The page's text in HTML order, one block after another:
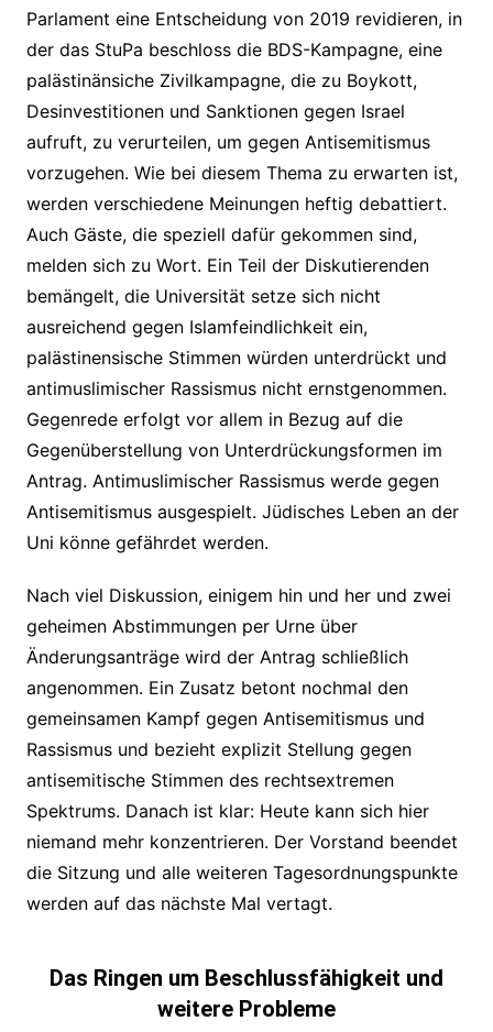
Parlament eine Entscheidung von 2019 revidieren, in
der das StuPa beschloss die BDS-Kampagne, eine
palästinänsiche Zivilkampagne, die zu Boykott,
Desinvestitionen und Sanktionen gegen Israel
aufruft, zu verurteilen, um gegen Antisemitismus
vorzugehen. Wie bei diesem Thema zu erwarten ist,
werden verschiedene Meinungen heftig debattiert.
Auch Gäste, die speziell dafür gekommen sind,
melden sich zu Wort. Ein Teil der Diskutierenden
bemängelt, die Universität setze sich nicht
ausreichend gegen Islamfeindlichkeit ein,
palästinensische Stimmen würden unterdrückt und
antimuslimischer Rassismus nicht ernstgenommen.
Gegenrede erfolgt vor allem in Bezug auf die
Gegenüberstellung von Unterdrückungsformen im
Antrag. Antimuslimischer Rassismus werde gegen
Antisemitismus ausgespielt. Jüdisches Leben an der
Uni könne gefährdet werden.
Nach viel Diskussion, einigem hin und her und zwei
geheimen Abstimmungen per Urne über
Änderungsanträge wird der Antrag schließlich
angenommen. Ein Zusatz betont nochmal den
gemeinsamen Kampf gegen Antisemitismus und
Rassismus und bezieht explizit Stellung gegen
antisemitische Stimmen des rechtsextremen
Spektrums. Danach ist klar: Heute kann sich hier
niemand mehr konzentrieren. Der Vorstand beendet
die Sitzung und alle weiteren Tagesordnungspunkte
werden auf das nächste Mal vertagt.
Das Ringen um Beschlussfähigkeit und
weitere Probleme